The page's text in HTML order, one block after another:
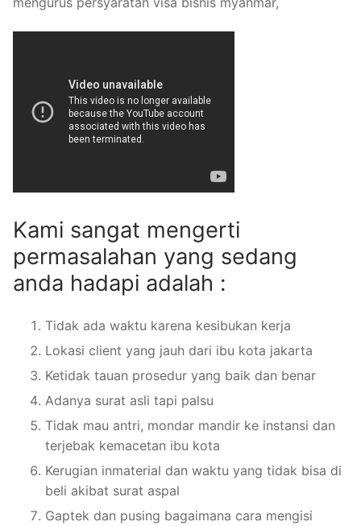
Kami sangat mengerti
permasalahan yang sedang
anda hadapi adalah :
Tidak ada waktu karena kesibukan kerja
Lokasi client yang jauh dari ibu kota jakarta
Ketidak tauan prosedur yang baik dan benar
Adanya surat asli tapi palsu
Tidak mau antri, mondar mandir ke instansi dan
terjebak kemacetan ibu kota
Kerugian inmaterial dan waktu yang tidak bisa di
beli akibat surat aspal
Gaptek dan pusing bagaimana cara mengisi